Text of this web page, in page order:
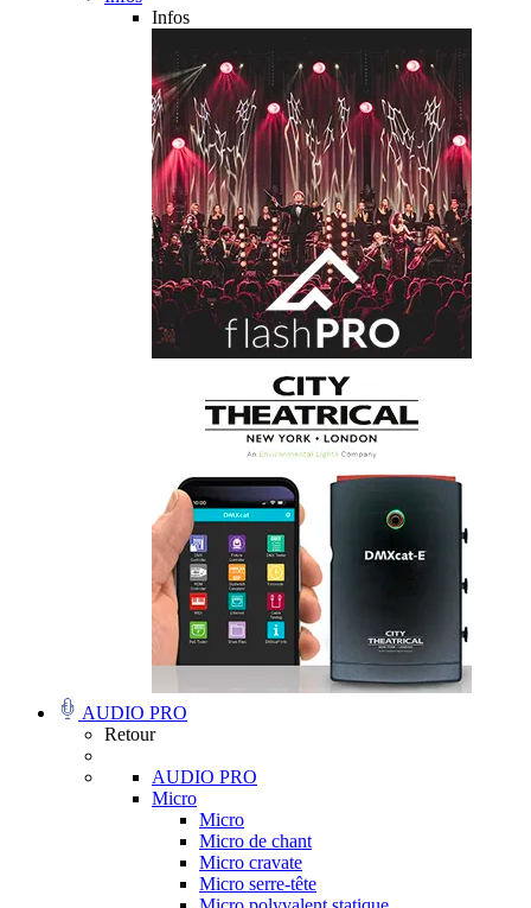
Infos
AUDIO PRO
Retour
AUDIO PRO
Micro
Micro
Micro de chant
Micro cravate
Micro serre-tête